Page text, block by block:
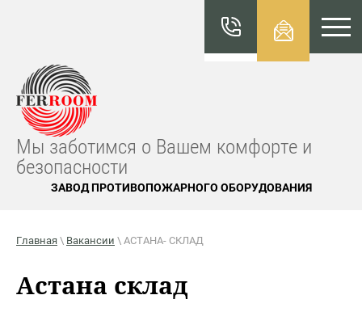
Г
FERROO
Мы заботимся о Вашем комфорте и
безопасности
ЗАВОД ПРОТИВОПОЖАРНОГО ОБОРУДОВАНИЯ
Главная \ Вакансии \ АСТАНА- СКЛАД
Астана склад